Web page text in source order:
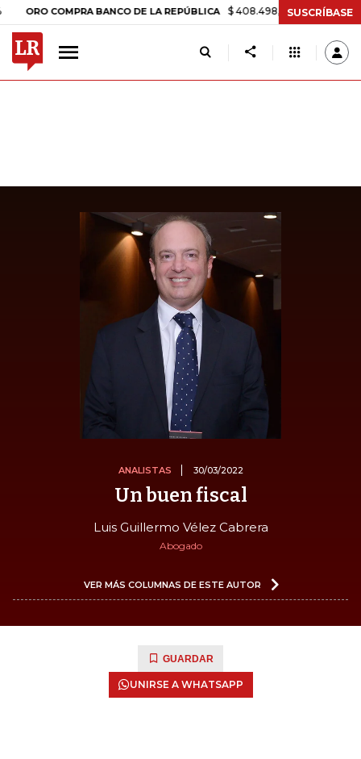
COMPRA BANCO DE LA REPÚBLICA $ 408.498,97 +$ 8.753,81 +2,19%
SUSCRÍBASE
ANALISTAS 30/03/2022
Un buen fiscal
Luis Guillermo Vélez Cabrera
Abogado
VER MÁS COLUMNAS DE ESTE AUTOR
GUARDAR
UNIRSE A WHATSAPP